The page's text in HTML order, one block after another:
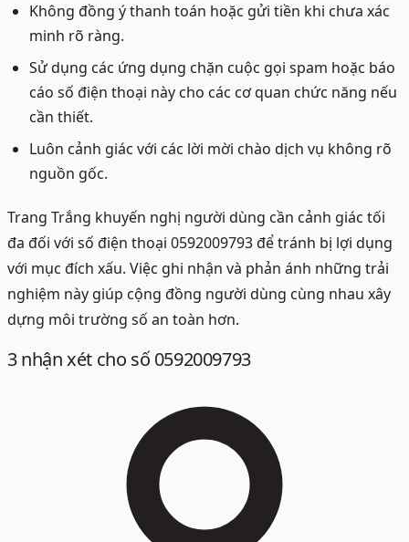
Không đồng ý thanh toán hoặc gửi tiền khi chưa xác
minh rõ ràng.
Sử dụng các ứng dụng chặn cuộc gọi spam hoặc báo
cáo số điện thoại này cho các cơ quan chức năng nếu
cần thiết.
Luôn cảnh giác với các lời mời chào dịch vụ không rõ
nguồn gốc.
Trang Trắng khuyến nghị người dùng cần cảnh giác tối
đa đối với số điện thoại 0592009793 để tránh bị lợi dụng
với mục đích xấu. Việc ghi nhận và phản ánh những trải
nghiệm này giúp cộng đồng người dùng cùng nhau xây
dựng môi trường số an toàn hơn.
3nhận xét cho số 0592009793